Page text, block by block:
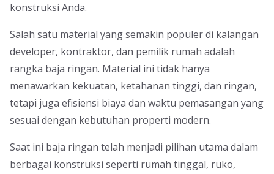
konstruksi Anda.
Salah satu material yang semakin populer di kalangan
developer, kontraktor, dan pemilik rumah adalah
rangka baja ringan. Material ini tidak hanya
menawarkan kekuatan, ketahanan tinggi, dan ringan,
tetapi juga efisiensi biaya dan waktu pemasangan yang
sesuai dengan kebutuhan properti modern.
Saat ini baja ringan telah menjadi pilihan utama dalam
berbagai konstruksi seperti rumah tinggal, ruko,